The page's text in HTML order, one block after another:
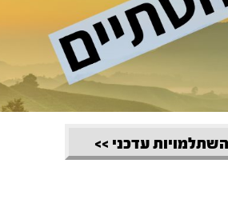
עדכני >>